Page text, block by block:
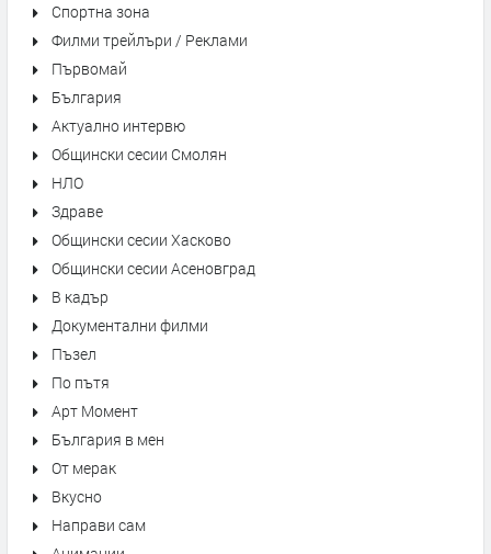
Спортна зона
Филми трейлъри / Реклами
Първомай
България
Актуално интервю
Общински сесии Смолян
НЛО
Здраве
Общински сесии Хасково
Общински сесии Асеновград
В кадър
Документални филми
Пъзел
По пътя
Арт Момент
България в мен
От мерак
Вкусно
Направи сам